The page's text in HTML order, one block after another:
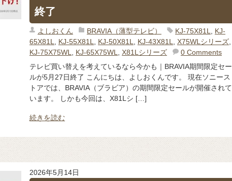
終了
よしおくん BRAVIA（薄型テレビ） KJ-75X81L, KJ-
65X81L, KJ-55X81L, KJ-50X81L, KJ-43X81L, X75WLシリーズ,
KJ-75X75WL, KJ-65X75WL, X81Lシリーズ
0 Comments
テレビ買い替えを考えているなら今かも｜BRAVIA期間限定セー
ルが5月27日終了 こんにちは、よしおくんです。 現在ソニース
トアでは、BRAVIA（ブラビア）の期間限定セールが開催されて
います。 しかも今回は、X81Lシ […]
続きを読む
2026年5月14日